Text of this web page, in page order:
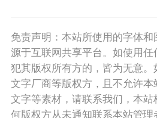
免责声明：本站所使用的字体
源于互联网共享平台。如使用
犯其版权所有方的，皆为无意
文字厂商等版权方，且不允许
文字等素材，请联系我们，本
何版权方从未通知联系本站管